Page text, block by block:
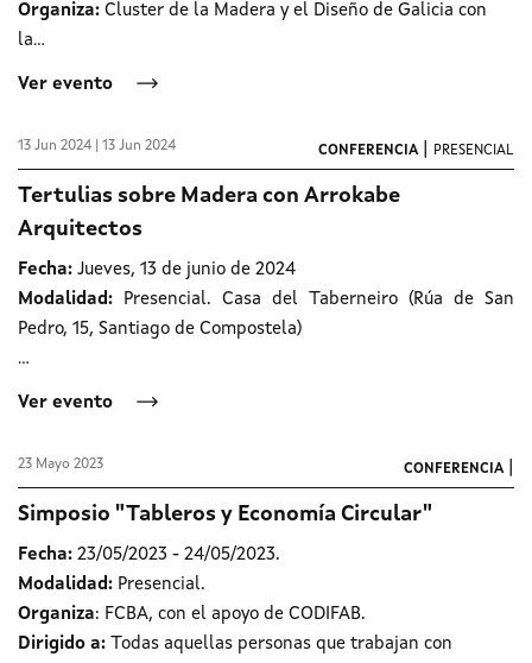
Organiza: Cluster de la Madera y el Diseño de Galicia con
la...
Ver evento
13 Jun 2024 | 13 Jun 2024 CONFERENCIA| PRESENCIAL
Tertulias sobre Madera con Arrokabe
Arquitectos
Fecha: Jueves, 13 de junio de 2024
Modalidad: Presencial. Casa del Taberneiro (Rúa de San
Pedro, 15, Santiago de Compostela)
...
Ver evento
23 Mayo 2023 CONFERENCIA|
Simposio "Tableros y Economía Circular"
Fecha: 23/05/2023 - 24/05/2023.
Modalidad: Presencial.
Organiza: FCBA, con el apoyo de CODIFAB.
Dirigido a: Todas aquellas personas que trabajan con